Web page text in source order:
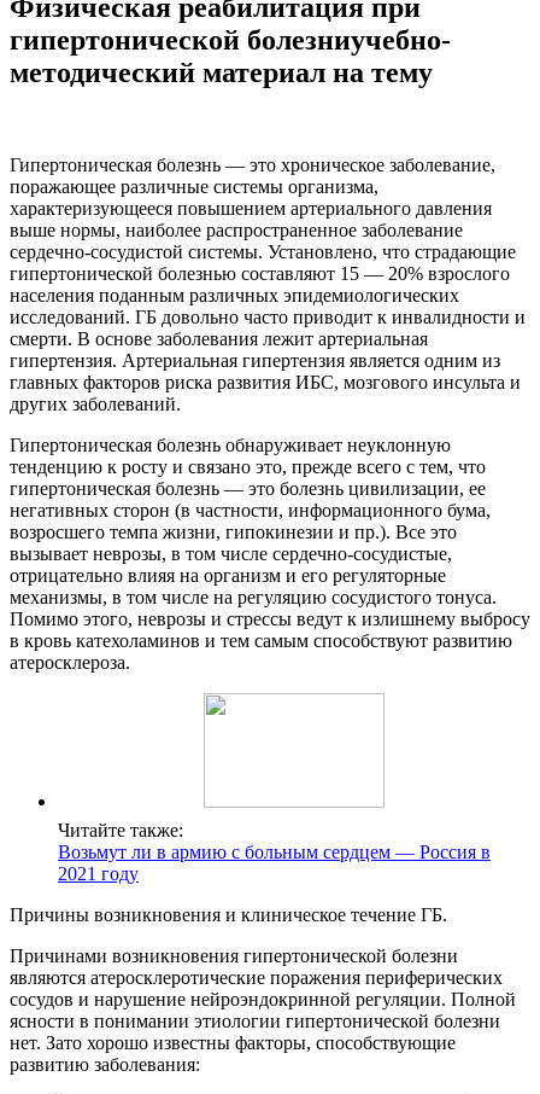
Физическая реабилитация при
гипертонической болезниучебно-
методический материал на тему
Гипертоническая болезнь — это хроническое заболевание,
поражающее различные системы организма,
характеризующееся повышением артериального давления
выше нормы, наиболее распространенное заболевание
сердечно-сосудистой системы. Установлено, что страдающие
гипертонической болезнью составляют 15 — 20% взрослого
населения поданным различных эпидемиологических
исследований. ГБ довольно часто приводит к инвалидности и
смерти. В основе заболевания лежит артериальная
гипертензия. Артериальная гипертензия является одним из
главных факторов риска развития ИБС, мозгового инсульта и
других заболеваний.
Гипертоническая болезнь обнаруживает неуклонную
тенденцию к росту и связано это, прежде всего с тем, что
гипертоническая болезнь — это болезнь цивилизации, ее
негативных сторон (в частности, информационного бума,
возросшего темпа жизни, гипокинезии и пр.). Все это
вызывает неврозы, в том числе сердечно-сосудистые,
отрицательно влияя на организм и его регуляторные
механизмы, в том числе на регуляцию сосудистого тонуса.
Помимо этого, неврозы и стрессы ведут к излишнему выбросу
в кровь катехоламинов и тем самым способствуют развитию
атеросклероза.
Читайте также:
Возьмут ли в армию с больным сердцем — Россия в
2021 году
Причины возникновения и клиническое течение ГБ.
Причинами возникновения гипертонической болезни
являются атеросклеротические поражения периферических
сосудов и нарушение нейроэндокринной регуляции. Полной
ясности в понимании этиологии гипертонической болезни
нет. Зато хорошо известны факторы, способствующие
развитию заболевания: